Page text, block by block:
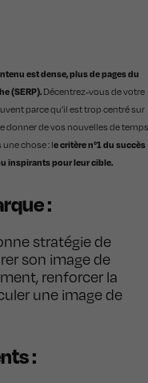
est dense, plus de pages du
(SERP). Décentrez-vous de votre
parce qu’il est trop centré sur
donner de vos nouvelles de temps
chose : le critère n°1 du succès
inspirants pour leur cible.
:
stratégie de
son image de
renforcer la
une image de
: